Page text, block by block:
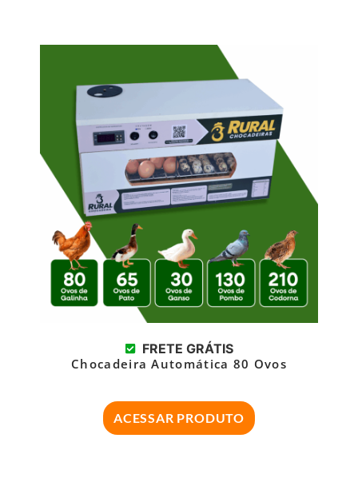
FRETE GRÁTIS
Chocadeira Automática 80 Ovos
ACESSAR PRODUTO